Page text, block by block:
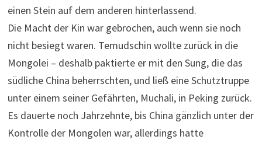
einen Stein auf dem anderen hinterlassend.
Die Macht der Kin war gebrochen, auch wenn sie noch
nicht besiegt waren. Temudschin wollte zurück in die
Mongolei – deshalb paktierte er mit den Sung, die das
südliche China beherrschten, und ließ eine Schutztruppe
unter einem seiner Gefährten, Muchali, in Peking zurück.
Es dauerte noch Jahrzehnte, bis China gänzlich unter der
Kontrolle der Mongolen war, allerdings hatte